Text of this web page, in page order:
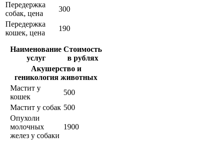
Передержка
собак, цена
300
Передержка
кошек, цена
190
Наименование
услуг
Стоимость
в рублях
Акушерство и
геникология животных
Мастит у
кошек
500
Мастит у собак 500
Опухоли
молочных
желез у собаки
1900